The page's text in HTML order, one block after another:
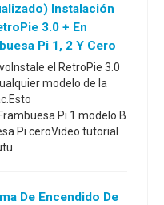
Instalación
3.0 + En
Pi 1, 2 Y Cero
el RetroPie 3.0
modelo de la
Pi 1 modelo B
Pi ceroVideo tutorial
De Encendido De